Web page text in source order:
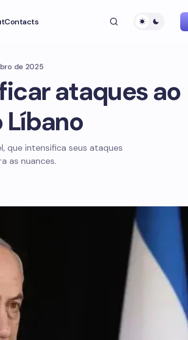
Contacts
de 2025
ataques ao
Líbano
que intensifica seus ataques
as nuances.